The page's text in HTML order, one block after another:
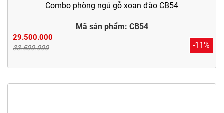
Combo phòng ngủ gỗ xoan đào CB54
Mã sản phẩm: CB54
29.500.000
33.500.000 -11%